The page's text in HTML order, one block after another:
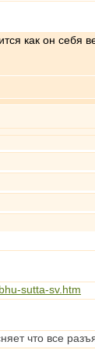
как он себя
sutta-sv.htm
что все